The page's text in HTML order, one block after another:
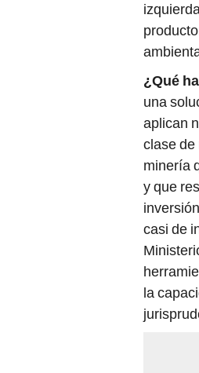
¿Qué
una
aplican
clase de
minería
y que
casi de
la